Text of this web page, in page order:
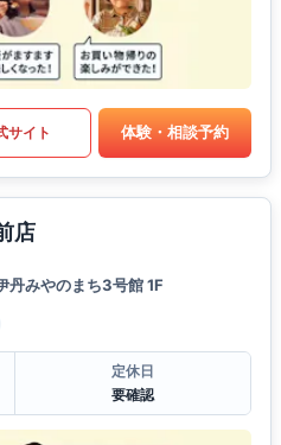
サイト 体験・相談予約
店
丹みやのまち3号館 1F
定休日
要確認